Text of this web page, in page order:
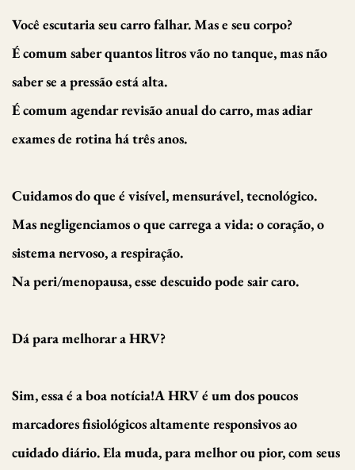
Você escutaria seu carro falhar. Mas e seu corpo?
É comum saber quantos litros vão no tanque, mas não
saber se a pressão está alta.
É comum agendar revisão anual do carro, mas adiar
exames de rotina há três anos.
Cuidamos do que é visível, mensurável, tecnológico.
Mas negligenciamos o que carrega a vida: o coração, o
sistema nervoso, a respiração.
Na peri/menopausa, esse descuido pode sair caro.
Dá para melhorar a HRV?
Sim, essa é a boa notícia!A HRV é um dos poucos
marcadores fisiológicos altamente responsivos ao
cuidado diário. Ela muda, para melhor ou pior, com seus